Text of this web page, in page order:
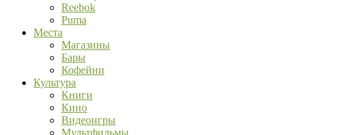
Reebok
Puma
Места
Магазины
Бары
Кофейни
Культура
Книги
Кино
Видеоигры
Мультфильмы